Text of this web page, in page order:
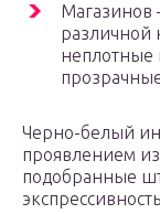
Магазинов
различной
неплотные
Черно-белый
проявлением
подобранные